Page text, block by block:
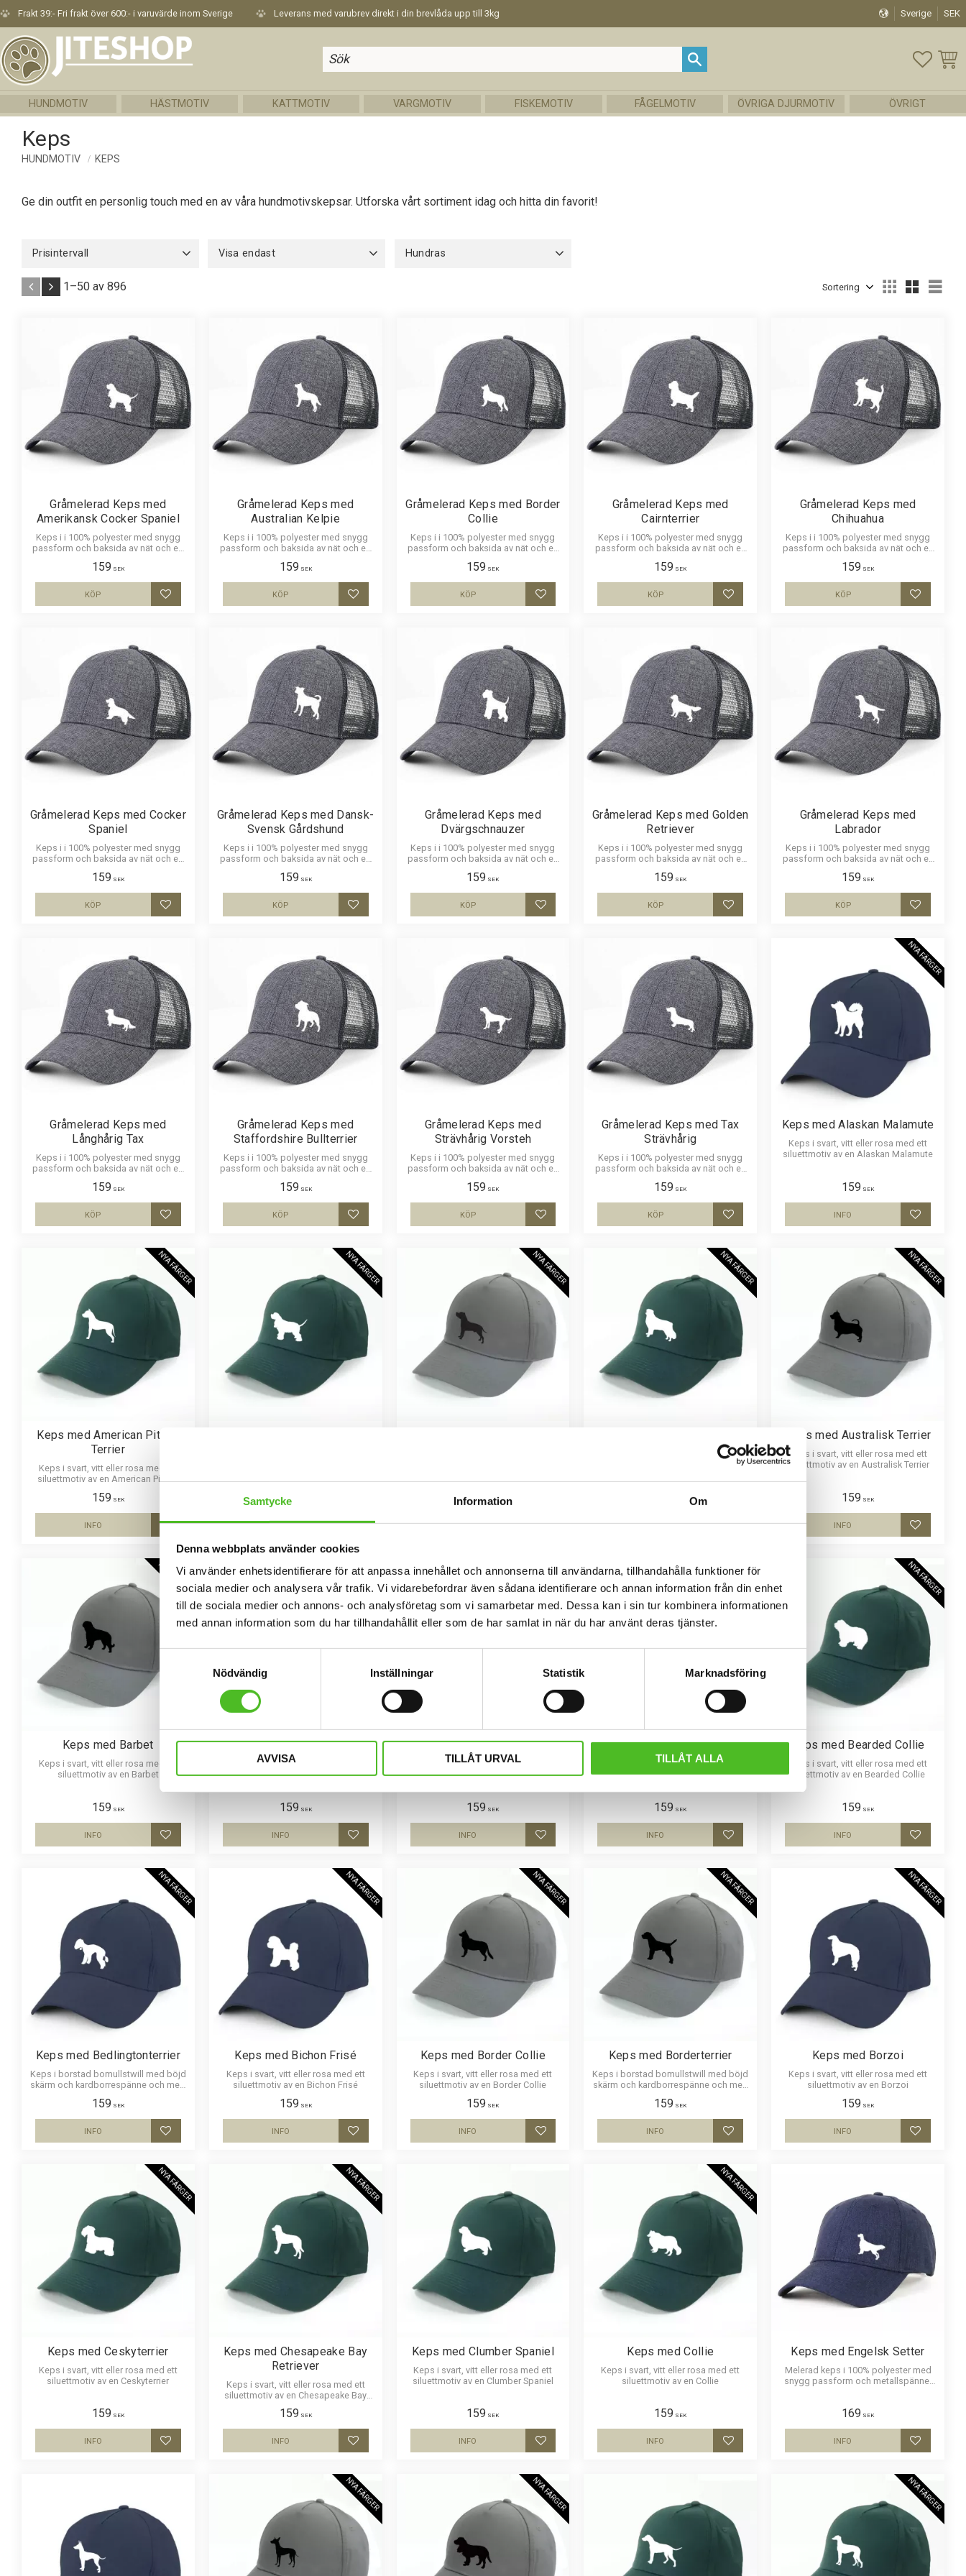
Samtycke Information Om
Denna webbplats använder cookies
Vi använder enhetsidentifierare för att anpassa innehållet och annonserna till användarna, tillhandahålla funktioner för
sociala medier och analysera vår trafik. Vi vidarebefordrar även sådana identifierare och annan information från din enhet
till de sociala medier och annons- och analysföretag som vi samarbetar med. Dessa kan i sin tur kombinera informationen
med annan information som du har tillhandahållit eller som de har samlat in när du har använt deras tjänster.
Nödvändig
Inställningar Statistik Marknadsföring
AVVISA TILLÅT URVAL TILLÅT ALLA
Frakt 39:- Fri frakt över 600:- i varuvärde inom Sverige Leverans med varubrev direkt i din brevlåda upp till 3kg Sverige SEK
HUNDMOTIV HÄSTMOTIV KATTMOTIV VARGMOTIV FISKEMOTIV FÅGELMOTIV ÖVRIGA DJURMOTIV ÖVRIGT
Keps
HUNDMOTIV KEPS
Ge din outfit en personlig touch med en av våra hundmotivskepsar. Utforska vårt sortiment idag och hitta din favorit!
Prisintervall Visa endast Hundras
1–50 av 896
Gråmelerad Keps med
Amerikansk Cocker Spaniel
Keps i i 100% polyester med snygg
passform och baksida av nät och en
Spaniel. Luftig och skön keps.
159 SEK
Lägg till i favoriter
KÖP
Gråmelerad Keps med
Australian Kelpie
Keps i i 100% polyester med snygg
passform och baksida av nät och en
Luftig och skön keps.
159 SEK
Lägg till i favoriter
KÖP
Gråmelerad Keps med Border
Collie
Keps i i 100% polyester med snygg
passform och baksida av nät och en
och skön keps.
159 SEK
Lägg till i favoriter
KÖP
Gråmelerad Keps med
Cairnterrier
Keps i i 100% polyester med snygg
passform och baksida av nät och en
skön keps.
159 SEK
Lägg till i favoriter
KÖP
Gråmelerad Keps med
Chihuahua
Keps i i 100% polyester med snygg
passform och baksida av nät och en
skön keps.
159 SEK
Lägg till i
KÖP
Gråmelerad Keps med Cocker
Spaniel
Keps i i 100% polyester med snygg
passform och baksida av nät och en
och skön keps.
159 SEK
Lägg till i favoriter
KÖP
Gråmelerad Keps med Dansk-
Svensk Gårdshund
Keps i i 100% polyester med snygg
passform och baksida av nät och en
Gårdshund. Luftig och skön keps.
159 SEK
Lägg till i favoriter
KÖP
Gråmelerad Keps med
Dvärgschnauzer
Keps i i 100% polyester med snygg
passform och baksida av nät och en
Luftig och skön keps.
159 SEK
Lägg till i favoriter
KÖP
Gråmelerad Keps med Golden
Retriever
Keps i i 100% polyester med snygg
passform och baksida av nät och en
Luftig och skön keps.
159 SEK
Lägg till i favoriter
KÖP
Gråmelerad Keps med
Labrador
Keps i i 100% polyester med snygg
passform och baksida av nät och en
skön keps.
159 SEK
Lägg till i
KÖP
Gråmelerad Keps med
Långhårig Tax
Keps i i 100% polyester med snygg
passform och baksida av nät och en
och skön keps.
159 SEK
Lägg till i favoriter
KÖP
Gråmelerad Keps med
Staffordshire Bullterrier
Keps i i 100% polyester med snygg
passform och baksida av nät och en
Bullterrier. Luftig och skön keps.
159 SEK
Lägg till i favoriter
KÖP
Gråmelerad Keps med
Strävhårig Vorsteh
Keps i i 100% polyester med snygg
passform och baksida av nät och en
Luftig och skön keps.
159 SEK
Lägg till i favoriter
KÖP
Gråmelerad Keps med Tax
Strävhårig
Keps i i 100% polyester med snygg
passform och baksida av nät och en
och skön keps.
159 SEK
Lägg till i favoriter
KÖP
Keps med Alaskan Malamute
Keps i svart, vitt eller rosa med ett
siluettmotiv av en Alaskan Malamute
159 SEK
NYA FÄRGER
Lägg till i
INFO
Keps med American Pitbull
Terrier
Keps i svart, vitt eller rosa med ett
siluettmotiv av en American Pitbull
159 SEK
NYA FÄRGER
INFO
159
NYA FÄRGER
INFO
159SEK
NYA FÄRGER
INFO
NYA FÄRGER
INFO
Keps med Australisk Terrier
Keps i svart, vitt eller rosa med ett
siluettmotiv av en Australisk Terrier
159 SEK
NYA FÄRGER
Lägg till i
INFO
Keps med Barbet
Keps i svart, vitt eller rosa med ett
siluettmotiv av en Barbet
159 SEK
NYA FÄRGER
Lägg till i favoriter
INFO
Keps med Basenji
Keps i svart, vitt eller rosa med ett
siluettmotiv av en Basenji
159 SEK
NYA FÄRGER
Lägg till i favoriter
INFO
Keps med Basset Fauve de
Bretagne
Keps i svart, vitt eller rosa med ett
159 SEK
NYA FÄRGER
Lägg till i favoriter
INFO
Keps med Beagle
Keps i svart, vitt eller rosa med ett
siluettmotiv av en Beagle
159 SEK
NYA FÄRGER
Lägg till i favoriter
INFO
Keps med Bearded Collie
Keps i svart, vitt eller rosa med ett
siluettmotiv av en Bearded Collie
159 SEK
NYA FÄRGER
Lägg till i
INFO
Keps med Bedlingtonterrier
Keps i borstad bomullstwill med böjd
skärm och kardborrespänne och med
159 SEK
NYA FÄRGER
Lägg till i favoriter
INFO
Keps med Bichon Frisé
Keps i svart, vitt eller rosa med ett
siluettmotiv av en Bichon Frisé
159 SEK
NYA FÄRGER
Lägg till i favoriter
INFO
Keps med Border Collie
Keps i svart, vitt eller rosa med ett
siluettmotiv av en Border Collie
159 SEK
NYA FÄRGER
Lägg till i favoriter
INFO
Keps med Borderterrier
Keps i borstad bomullstwill med böjd
skärm och kardborrespänne och med
159 SEK
NYA FÄRGER
Lägg till i favoriter
INFO
Keps med Borzoi
Keps i svart, vitt eller rosa med ett
siluettmotiv av en Borzoi
159 SEK
NYA FÄRGER
Lägg till i
INFO
Keps med Ceskyterrier
Keps i svart, vitt eller rosa med ett
siluettmotiv av en Ceskyterrier
159 SEK
NYA FÄRGER
Lägg till i favoriter
INFO
Keps med Chesapeake Bay
Retriever
Keps i svart, vitt eller rosa med ett
siluettmotiv av en Chesapeake Bay
159 SEK
NYA FÄRGER
Lägg till i favoriter
INFO
Keps med Clumber Spaniel
Keps i svart, vitt eller rosa med ett
siluettmotiv av en Clumber Spaniel
159 SEK
Lägg till i favoriter
INFO
Keps med Collie
Keps i svart, vitt eller rosa med ett
siluettmotiv av en Collie
159 SEK
NYA FÄRGER
Lägg till i favoriter
INFO
Keps med Engelsk Setter
Melerad keps i 100% polyester med
snygg passform och metallspänne.
169 SEK
Lägg till i
INFO
NYA FÄRGER NYA FÄRGER NYA FÄRGER